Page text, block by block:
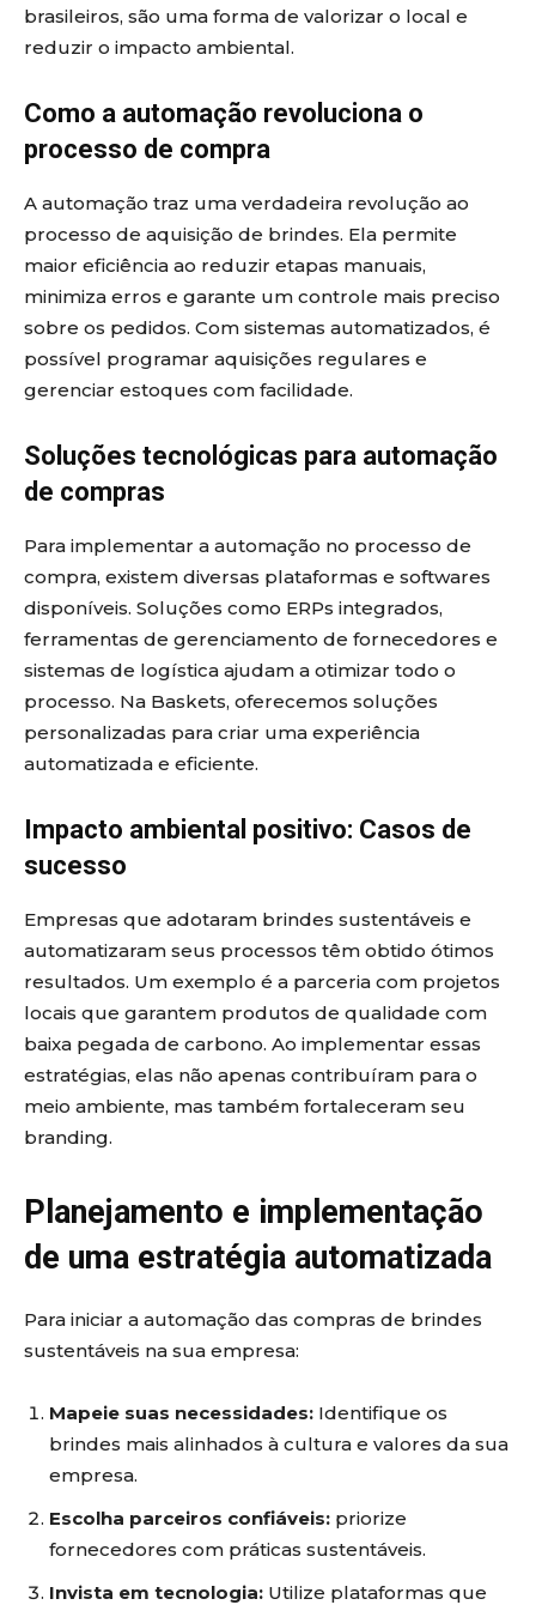
brasileiros, são uma forma de valorizar o local e
reduzir o impacto ambiental.
Como a automação revoluciona o
processo de compra
A automação traz uma verdadeira revolução ao
processo de aquisição de brindes. Ela permite
maior eficiência ao reduzir etapas manuais,
minimiza erros e garante um controle mais preciso
sobre os pedidos. Com sistemas automatizados, é
possível programar aquisições regulares e
gerenciar estoques com facilidade.
Soluções tecnológicas para automação
de compras
Para implementar a automação no processo de
compra, existem diversas plataformas e softwares
disponíveis. Soluções como ERPs integrados,
ferramentas de gerenciamento de fornecedores e
sistemas de logística ajudam a otimizar todo o
processo. Na Baskets, oferecemos soluções
personalizadas para criar uma experiência
automatizada e eficiente.
Impacto ambiental positivo: Casos de
sucesso
Empresas que adotaram brindes sustentáveis e
automatizaram seus processos têm obtido ótimos
resultados. Um exemplo é a parceria com projetos
locais que garantem produtos de qualidade com
baixa pegada de carbono. Ao implementar essas
estratégias, elas não apenas contribuíram para o
meio ambiente, mas também fortaleceram seu
branding.
Planejamento e implementação
de uma estratégia automatizada
Para iniciar a automação das compras de brindes
sustentáveis na sua empresa:
Mapeie suas necessidades: Identifique os
brindes mais alinhados à cultura e valores da sua
empresa.
Escolha parceiros confiáveis: priorize
fornecedores com práticas sustentáveis.
Invista em tecnologia: Utilize plataformas que